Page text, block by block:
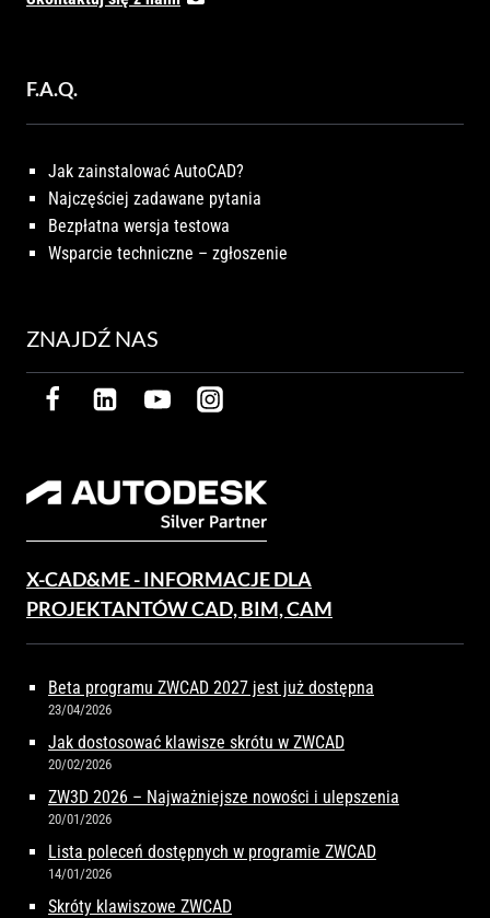
F.A.Q.
Jak zainstalować AutoCAD?
Najczęściej zadawane pytania
Bezpłatna wersja testowa
Wsparcie techniczne – zgłoszenie
ZNAJDŹ NAS
X-CAD&ME - INFORMACJE DLA
PROJEKTANTÓW CAD, BIM, CAM
Beta programu ZWCAD 2027 jest już dostępna
23/04/2026
Jak dostosować klawisze skrótu w ZWCAD
20/02/2026
ZW3D 2026 – Najważniejsze nowości i ulepszenia
20/01/2026
Lista poleceń dostępnych w programie ZWCAD
14/01/2026
Skróty klawiszowe ZWCAD